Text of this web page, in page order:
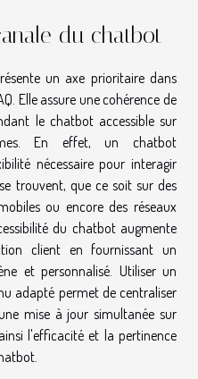
du chatbot
un axe prioritaire dans
Elle assure une cohérence de
le chatbot accessible sur
En effet, un chatbot
nécessaire pour interagir
trouvent, que ce soit sur des
ou encore des réseaux
du chatbot augmente
client en fournissant un
et personnalisé. Utiliser un
adapté permet de centraliser
mise à jour simultanée sur
l'efficacité et la pertinence